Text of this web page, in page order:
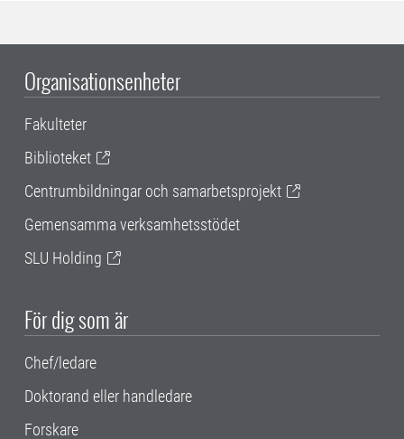
Organisationsenheter
Fakulteter
Biblioteket
Centrumbildningar och samarbetsprojekt
Gemensamma verksamhetsstödet
SLU Holding
För dig som är
Chef/ledare
Doktorand eller handledare
Forskare